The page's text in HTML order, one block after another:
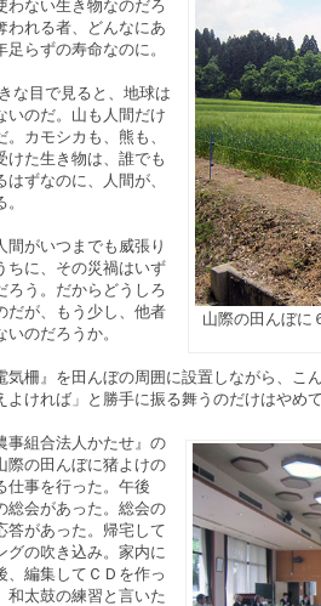
山際の田んぼに
わない生き物なのだろ
われる者、どんなにあ
らずの寿命なのに。
な目で見ると、地球は
いのだ。山も人間だけ
カモシカも、熊も、
けた生き物は、誰でも
ずなのに、人間が、
がいつまでも威張り
ちに、その災禍はいず
ろう。だからどうしろ
だが、もう少し、他者
のだろうか。
柵』を田んぼの周囲に設置しながら、こ
よければ」と勝手に振る舞うのだけはやめ
事組合法人かたせ』の
際の田んぼに猪よけの
仕事を行った。午後
総会があった。総会の
答があった。帰宅して
グの吹き込み。家内に
、編集してＣＤを作っ
和太鼓の練習と言いた